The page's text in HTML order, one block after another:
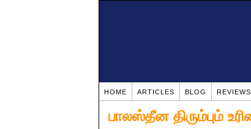
HOME ARTICLES BLOG REVIEWS
பாலஸ்தீன திரும்பும்